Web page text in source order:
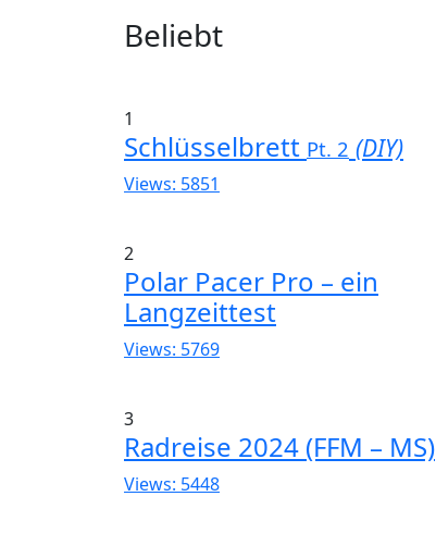
WidgetsBeliebt
1
Schlüsselbrett Pt. 2 (DIY)
Views: 5851
2
Polar Pacer Pro – ein
Langzeittest
Views: 5769
3
Radreise 2024 (FFM – MS)
Views: 5448